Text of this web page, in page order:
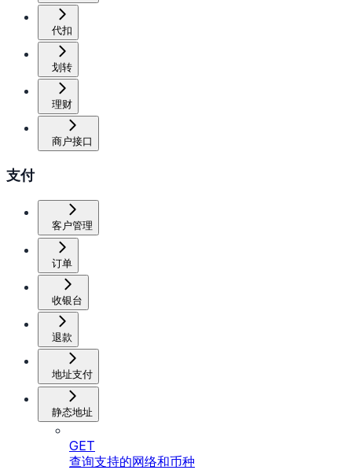
代扣
划转
理财
商户接口
支付
客户管理
订单
收银台
退款
地址支付
静态地址
GET
查询支持的网络和币种